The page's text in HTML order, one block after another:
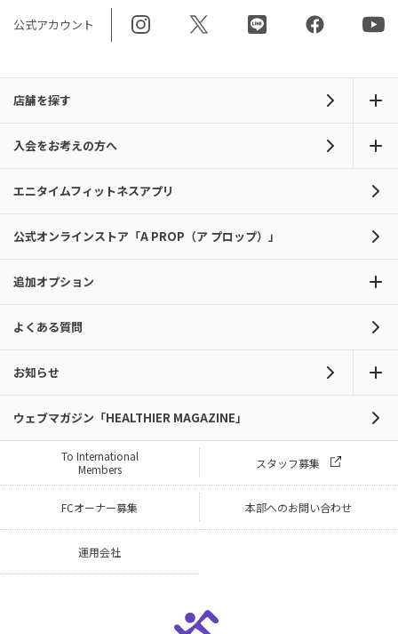
公式アカウント
店舗を探す
入会をお考えの方へ
エニタイムフィットネスアプリ
公式オンラインストア「A PROP（ア プロップ）」
追加オプション
よくある質問
お知らせ
ウェブマガジン「HEALTHIER MAGAZINE」
To International
Members
スタッフ募集
FCオーナー募集 本部へのお問い合わせ
運用会社